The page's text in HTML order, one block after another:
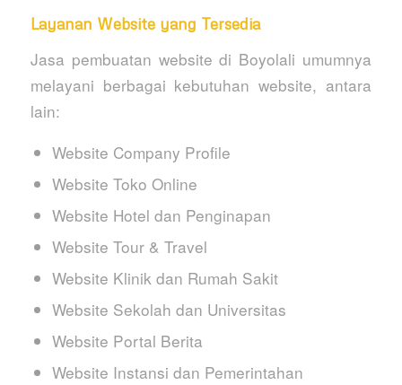
Layanan Website yang Tersedia
Jasa pembuatan website di Boyolali umumnya
melayani berbagai kebutuhan website, antara
lain:
Website Company Profile
Website Toko Online
Website Hotel dan Penginapan
Website Tour & Travel
Website Klinik dan Rumah Sakit
Website Sekolah dan Universitas
Website Portal Berita
Website Instansi dan Pemerintahan